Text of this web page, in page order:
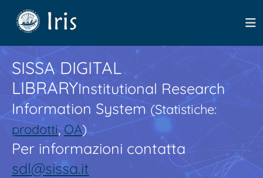
SISSA DIGITAL
LIBRARYInstitutional Research
Information System(Statistiche:
prodotti,OA)
Per informazioni contatta
sdl@sissa.it